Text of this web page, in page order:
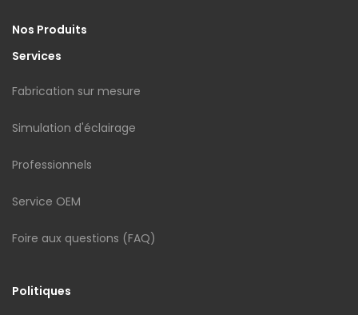
Nos Produits
Services
Fabrication sur mesure
Simulation d'éclairage
Professionnels
Service OEM
Foire aux questions (FAQ)
Politiques